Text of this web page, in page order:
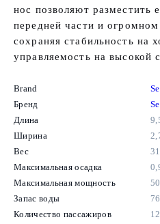
нос позволяют разместить
передней части и
сохраняя стабильность на
управляемость на высокой
Brand
Бренд
Длина
Ширина
Вес
Максимальная осадка
Максимальная мощность
Запас воды
Количество пассажиров